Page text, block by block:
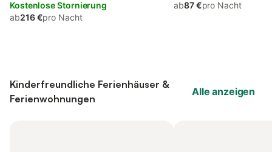
Kostenlose Stornierung
ab216 €pro Nacht
ab87 €pro Nacht
Kinderfreundliche Ferienhäuser &
Ferienwohnungen
Alle anzeigen